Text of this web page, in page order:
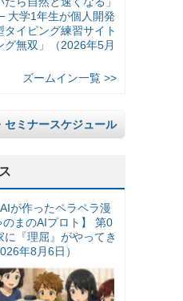
大学1年生が個人開発
タイピング練習サイト
グ無双」（2026年5月
ズームイン一覧 >>
セミナースケジュール
が作ったペラペラ漫
まのAIプロト】 第0
に『理屈』がやってき
年8月6日）